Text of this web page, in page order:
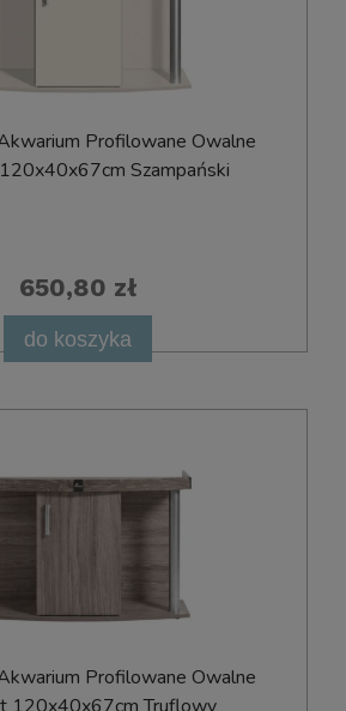
Profilowane Owalne
Szampański
650,80 zł
do koszyka
Profilowane Owalne